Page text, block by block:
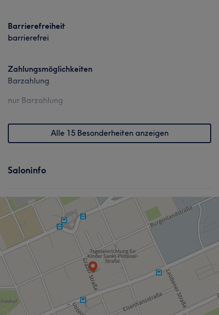
Barrierefreiheit
barrierefrei
Zahlungsmöglichkeiten
Barzahlung
nur Barzahlung
Alle 15 Besonderheiten anzeigen
Saloninfo